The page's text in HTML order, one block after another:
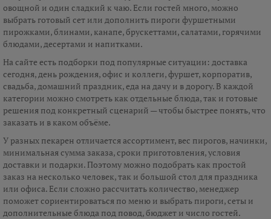
овощной и один сладкий к чаю. Если гостей много, можно
выбрать готовый сет или дополнить пироги фуршетными
пирожками, блинами, канапе, брускеттами, салатами, горячими
блюдами, десертами и напитками.
На сайте есть подборки под популярные ситуации: доставка
сегодня, день рождения, офис и коллеги, фуршет, корпоратив,
свадьба, домашний праздник, еда на дачу и в дорогу. В каждой
категории можно смотреть как отдельные блюда, так и готовые
решения под конкретный сценарий — чтобы быстрее понять, что
заказать и в каком объёме.
У разных пекарен отличается ассортимент, вес пирогов, начинки,
минимальная сумма заказа, сроки приготовления, условия
доставки и подарки. Поэтому можно подобрать как простой
заказ на несколько человек, так и большой стол для праздника
или офиса. Если сложно рассчитать количество, менеджер
поможет сориентироваться по меню и выбрать пироги, сеты и
дополнительные блюда под повод, бюджет и число гостей.